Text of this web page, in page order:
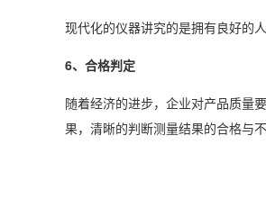
现代化的仪器讲究的是拥有良好的
6、合格判定
随着经济的进步，企业对产品质量
果，清晰的判断测量结果的合格与不